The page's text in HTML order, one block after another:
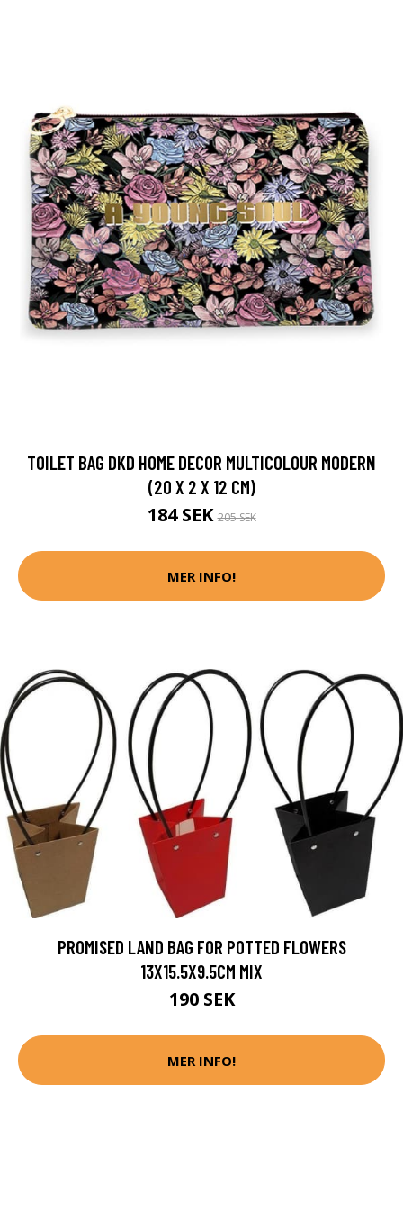
TOILET BAG DKD HOME DECOR MULTICOLOUR MODERN
(20 X 2 X 12 CM)
184 SEK205 SEK
MER INFO!
PROMISED LAND BAG FOR POTTED FLOWERS
13X15.5X9.5CM MIX
190 SEK
MER INFO!